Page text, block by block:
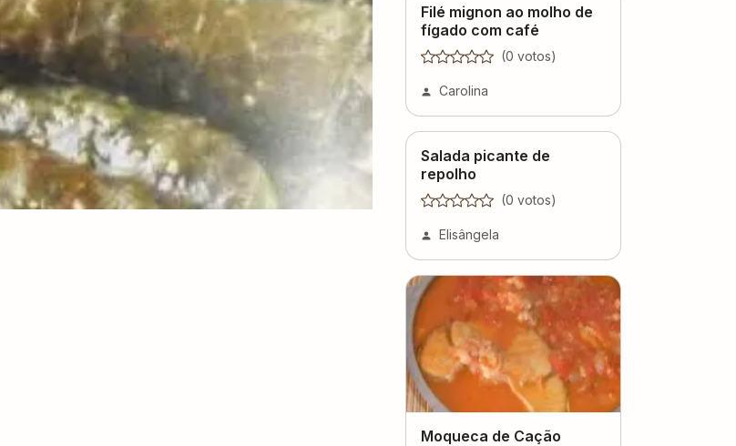
Filé mignon ao molho de
fígado com café
(0 votos)
Carolina
Salada picante de
repolho
(0 votos)
Elisângela
Moqueca de Cação